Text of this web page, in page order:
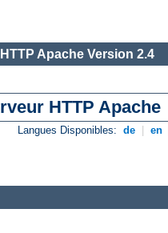
Apache Version 2.4
HTTP Apache
Langues Disponibles: de en